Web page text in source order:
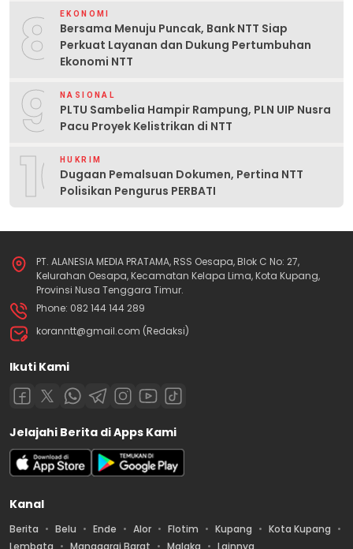
8 EKONOMI
Bersama Menuju Puncak, Bank NTT Siap
Perkuat Layanan dan Dukung Pertumbuhan
Ekonomi NTT
9 NASIONAL
PLTU Sambelia Hampir Rampung, PLN UIP Nusra
Pacu Proyek Kelistrikan di NTT
10HUKRIM
Dugaan Pemalsuan Dokumen, Pertina NTT
Polisikan Pengurus PERBATI
PT. ALANESIA MEDIA PRATAMA, RSS Oesapa, Blok C No: 27,
Kelurahan Oesapa, Kecamatan Kelapa Lima, Kota Kupang,
Provinsi Nusa Tenggara Timur.
Phone: 082 144 144 289
koranntt@gmail.com (Redaksi)
Ikuti Kami
Jelajahi Berita di Apps Kami
Kanal
Berita Belu Ende Alor Flotim Kupang
Kota Kupang
Lembata
Manggarai Barat Malaka Lainnya